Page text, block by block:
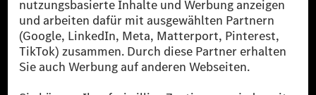
verwendet Renewable Charging Grünstromzertifikate*. Diese stellen
sicher, dass für Ladevorgänge über MB.CHARGE Public eine äquivalente
Strommenge aus erneuerbaren Energien ins Stromnetz eingespeist wird.
Sie stammen ausschließlich aus Wind- und Solarkraftanlagen, die jünger
als sechs Jahre sind.
* Inkl. EKOenergy Ökolabel
* Die angegebenen Werte wurden nach dem vorgeschriebenen